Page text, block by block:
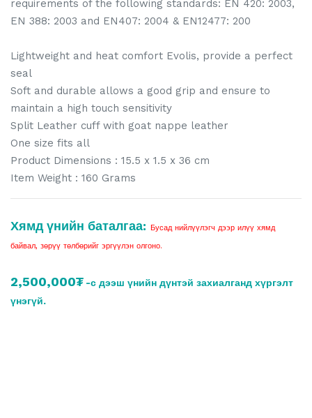
requirements of the following standards: EN 420: 2003,
EN 388: 2003 and EN407: 2004 & EN12477: 200
Lightweight and heat comfort Evolis, provide a perfect
seal
Soft and durable allows a good grip and ensure to
maintain a high touch sensitivity
Split Leather cuff with goat nappe leather
One size fits all
Product Dimensions : 15.5 x 1.5 x 36 cm
Item Weight : 160 Grams
Хямд үнийн баталгаа: Бусад нийлүүлэгч дээр илүү хямд
байвал, зөрүү төлбөрийг эргүүлэн олгоно.
2,500,000₮ -с дээш үнийн дүнтэй захиалганд хүргэлт
үнэгүй.